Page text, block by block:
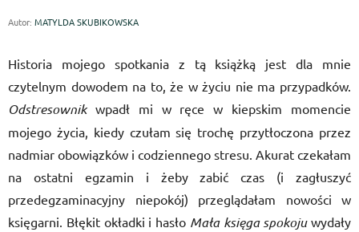
Autor: MATYLDA SKUBIKOWSKA
Historia mojego spotkania z tą książką jest dla mnie
czytelnym dowodem na to, że w życiu nie ma przypadków.
Odstresownik wpadł mi w ręce w kiepskim momencie
mojego życia, kiedy czułam się trochę przytłoczona przez
nadmiar obowiązków i codziennego stresu. Akurat czekałam
na ostatni egzamin i żeby zabić czas (i zagłuszyć
przedegzaminacyjny niepokój) przeglądałam nowości w
księgarni. Błękit okładki i hasło Mała księga spokojuwydały